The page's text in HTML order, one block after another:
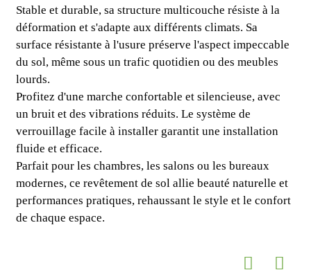
Stable et durable, sa structure multicouche résiste à la
déformation et s'adapte aux différents climats. Sa
surface résistante à l'usure préserve l'aspect impeccable
du sol, même sous un trafic quotidien ou des meubles
lourds.
Profitez d'une marche confortable et silencieuse, avec
un bruit et des vibrations réduits. Le système de
verrouillage facile à installer garantit une installation
fluide et efficace.
Parfait pour les chambres, les salons ou les bureaux
modernes, ce revêtement de sol allie beauté naturelle et
performances pratiques, rehaussant le style et le confort
de chaque espace.